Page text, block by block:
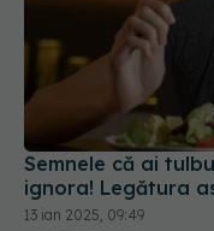
Semnele că ai
ignora! Legătura
13 ian 2025, 09:49